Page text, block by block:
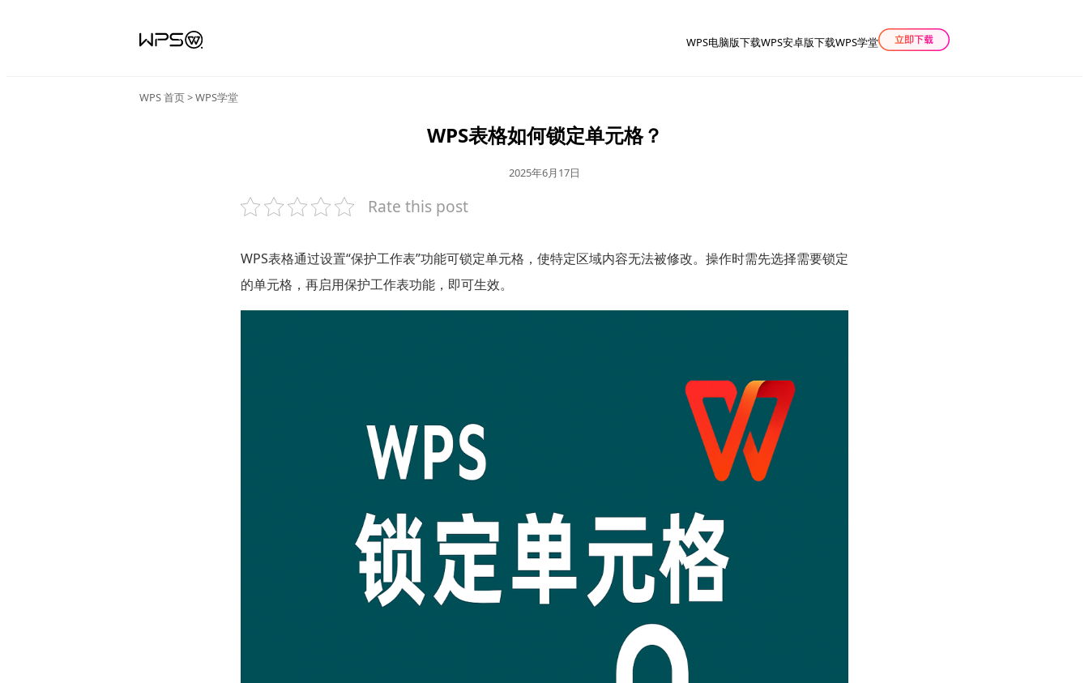
WPS电脑版下载WPS安卓版下载WPS学堂
WPS 首页>WPS学堂
WPS表格如何锁定单元格？
2025年6月17日
Rate this post
WPS表格通过设置“保护工作表”功能可锁定单元格，使特定区域内容无法被修改。操作时需先选择需要锁定
的单元格，再启用保护工作表功能，即可生效。